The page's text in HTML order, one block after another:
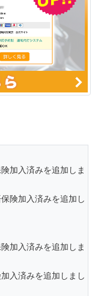
加入済みを追加しま
険加入済みを追加し
加入済みを追加しま
入済みを追加しまし